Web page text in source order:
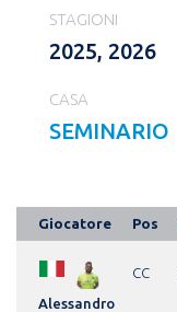
STAGIONI
2025, 2026
CASA
SEMINARIO
Giocatore Pos
Alessandro
CC